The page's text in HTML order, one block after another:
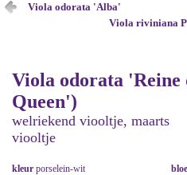
Viola odorata 'Alba'
Viola riviniana
Viola odorata 'Reine
Queen')
welriekend viooltje, maarts
viooltje
kleur porselein-wit